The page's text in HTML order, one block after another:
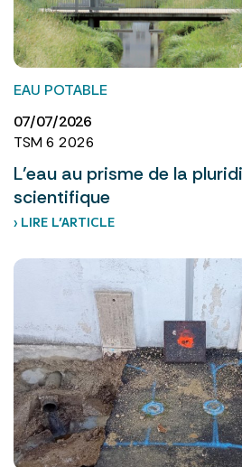
EAU POTABLE
07/07/2026
TSM 6 2026
L’eau au prisme de la
scientifique
› LIRE L’ARTICLE